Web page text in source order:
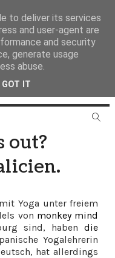
out?
Yoga unter freiem
von monkey mind
sind, habendie
Yogalehrerin
hat allerdings
to deliver its services
and user-agent are
and security
generate usage
abuse.
GOT IT